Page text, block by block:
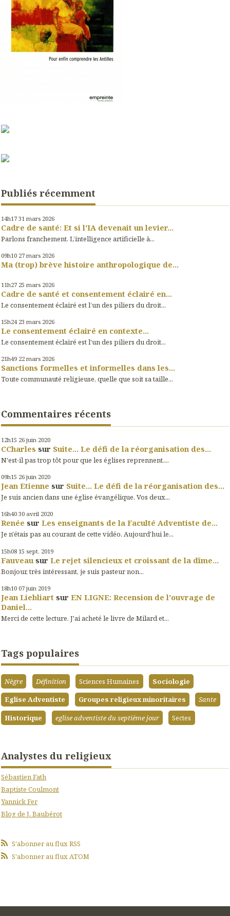
Publiés récemment
14h17 31 mars 2026
Cadre de santé: Et si l'IA devenait un levier...
Parlons franchement. L’intelligence artificielle à...
09h10 27 mars 2026
Ma (trop) brève histoire anthropologique de...
11h27 25 mars 2026
Cadre de santé et consentement éclairé en...
Le consentement éclairé est l’un des piliers du droit...
15h24 23 mars 2026
Le consentement éclairé en contexte...
Le consentement éclairé est l'un des piliers du droit...
21h49 22 mars 2026
Sanctions formelles et informelles dans les...
Toute communauté religieuse, quelle que soit sa taille...
Commentaires récents
12h15 26 juin 2020
CCharles sur Suite... Le défi de la réorganisation des...
N'est-il pas trop tôt pour que les églises reprennent....
09h15 26 juin 2020
Jean Etienne sur Suite... Le défi de la réorganisation des...
Je suis ancien dans une église évangélique. Vos deux...
16h40 30 avril 2020
Renée sur Les enseignants de la Faculté Adventiste de...
Je n'étais pas au courant de cette vidéo. Aujourd'hui le...
15h08 15 sept. 2019
Fauveau sur Le rejet silencieux et croissant de la dîme...
Bonjour, très intéressant, je suis pasteur non...
18h10 07 juin 2019
Jean Liebliart sur EN LIGNE: Recension de l'ouvrage de
Daniel...
Merci de cette lecture. J'ai acheté le livre de Milard et...
Tags populaires
Nègre Définition Sciences Humaines
Sociologie
Eglise Adventiste
Groupes religieux minoritaires
Sante
Historique
eglise adventiste du septième jour Sectes
Analystes du religieux
Sébastien Fath
Baptiste Coulmont
Yannick Fer
Blog de J. Baubérot
S'abonner au flux RSS
S'abonner au flux ATOM